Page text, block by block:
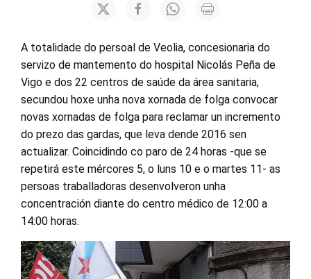
A totalidade do persoal de Veolia, concesionaria do
servizo de mantemento do hospital Nicolás Peña de
Vigo e dos 22 centros de saúde da área sanitaria,
secundou hoxe unha nova xornada de folga convocar
novas xornadas de folga para reclamar un incremento
do prezo das gardas, que leva dende 2016 sen
actualizar. Coincidindo co paro de 24 horas -que se
repetirá este mércores 5, o luns 10 e o martes 11- as
persoas traballadoras desenvolveron unha
concentración diante do centro médico de 12:00 a
14:00 horas.